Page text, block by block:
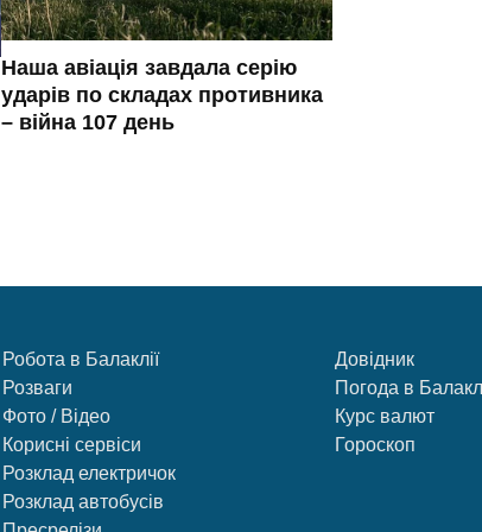
Наша авіація завдала серію
ударів по складах противника
– війна 107 день
Робота в Балаклії
Розваги
Фото / Відео
Корисні сервіси
Розклад електричок
Розклад автобусів
Довідник
Погода в
Курс валют
Гороскоп